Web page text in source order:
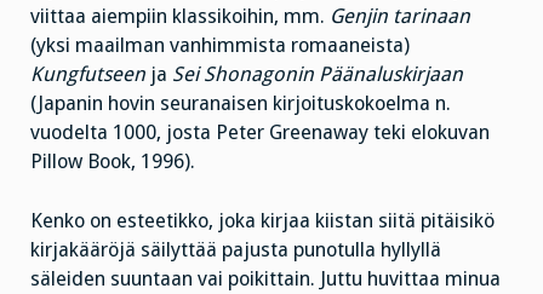
viittaa aiempiin klassikoihin, mm. Genjin tarinaan
(yksi maailman vanhimmista romaaneista)
Kungfutseen ja Sei Shonagonin Päänaluskirjaan
(Japanin hovin seuranaisen kirjoituskokoelma n.
vuodelta 1000, josta Peter Greenaway teki elokuvan
Pillow Book, 1996).
Kenko on esteetikko, joka kirjaa kiistan siitä pitäisikö
kirjakääröjä säilyttää pajusta punotulla hyllyllä
säleiden suuntaan vai poikittain. Juttu huvittaa minua